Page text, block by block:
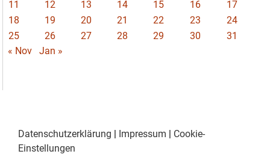
11
12 13 14 15 16
17
18
19 20 21 22 23
24
25
26 27 28 29 30
31
« Nov
Jan »
Datenschutzerklärung | Impressum | Cookie-
Einstellungen